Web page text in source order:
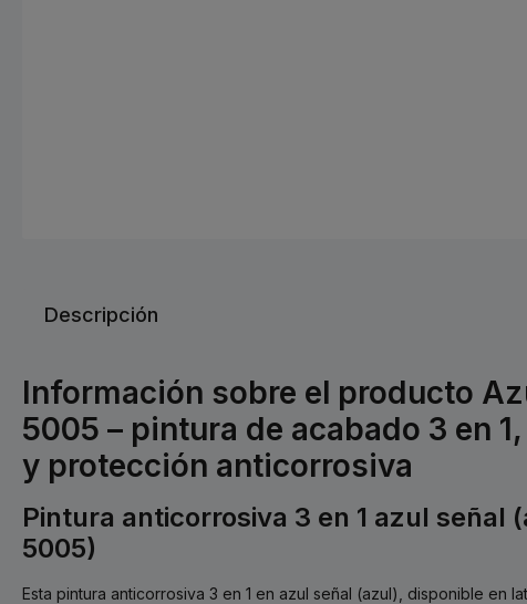
Descripción
Información sobre el producto
5005 – pintura de acabado 3 en
y protección anticorrosiva
Pintura anticorrosiva 3 en 1 azul señal
5005)
Esta pintura anticorrosiva 3 en 1 en azul señal (azul), disponible en